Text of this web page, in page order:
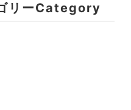
リーCategory